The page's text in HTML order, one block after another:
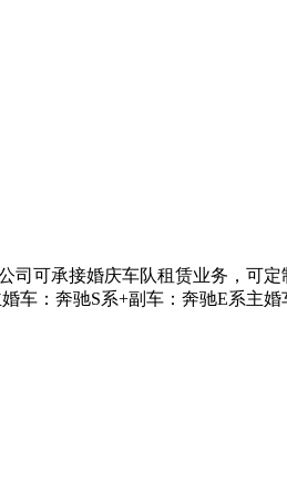
可承接婚庆车队租赁业务，可
车：奔驰S系+副车：奔驰E系主